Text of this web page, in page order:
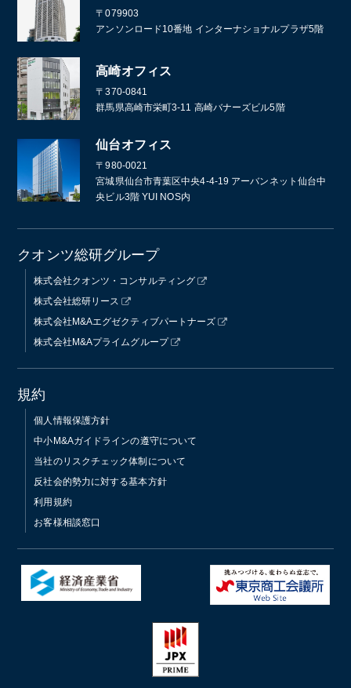
〒079903
アンソンロード10番地 インターナショナルプラザ5階
高崎オフィス
〒370-0841
群馬県高崎市栄町3-11 高崎バナーズビル5階
仙台オフィス
〒980-0021
宮城県仙台市青葉区中央4-4-19 アーバンネット仙台中
央ビル3階 YUI NOS内
クオンツ総研グループ
株式会社クオンツ・コンサルティング
株式会社総研リース
株式会社M&Aエグゼクティブパートナーズ
株式会社M&Aプライムグループ
規約
個人情報保護方針
中小M&Aガイドラインの遵守について
当社のリスクチェック体制について
反社会的勢力に対する基本方針
利用規約
お客様相談窓口